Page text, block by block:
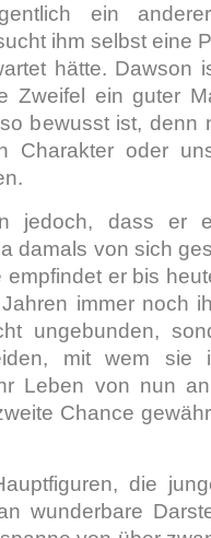
ein
ihm selbst eine
hätte. Dawson
Zweifel ein guter
bewusst ist, denn
Charakter oder
jedoch, dass er
damals von sich
er bis
immer noch
ungebunden,
mit wem sie
Leben von nun
Chance
die
wunderbare